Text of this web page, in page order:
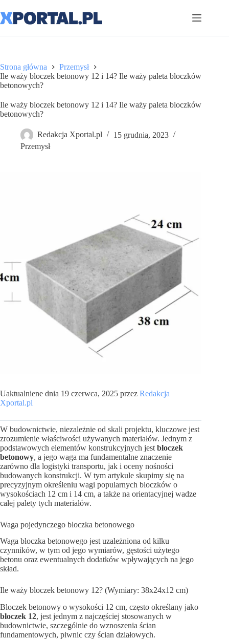
do
treści
Strona główna
Przemysł
Ile waży bloczek betonowy 12 i 14? Ile waży paleta bloczków
betonowych?
Ile waży bloczek betonowy 12 i 14? Ile waży paleta bloczków
betonowych?
Redakcja Xportal.pl
15 grudnia, 2023
Przemysł
Uaktualniene dnia 19 czerwca, 2025 przez Redakcja
Xportal.pl
W budownictwie, niezależnie od skali projektu, kluczowe jest
zrozumienie właściwości używanych materiałów. Jednym z
podstawowych elementów konstrukcyjnych jest bloczek
betonowy, a jego waga ma fundamentalne znaczenie
zarówno dla logistyki transportu, jak i oceny nośności
budowanych konstrukcji. W tym artykule skupimy się na
precyzyjnym określeniu wagi popularnych bloczków o
wysokościach 12 cm i 14 cm, a także na orientacyjnej wadze
całej palety tych materiałów.
Waga pojedynczego bloczka betonowego
Waga bloczka betonowego jest uzależniona od kilku
czynników, w tym od jego wymiarów, gęstości użytego
betonu oraz ewentualnych dodatków wpływających na jego
skład.
Ile waży bloczek betonowy 12? (Wymiary: 38x24x12 cm)
Bloczek betonowy o wysokości 12 cm, często określany jako
bloczek 12, jest jednym z najczęściej stosowanych w
budownictwie, szczególnie do wznoszenia ścian
fundamentowych, piwnic czy ścian działowych.